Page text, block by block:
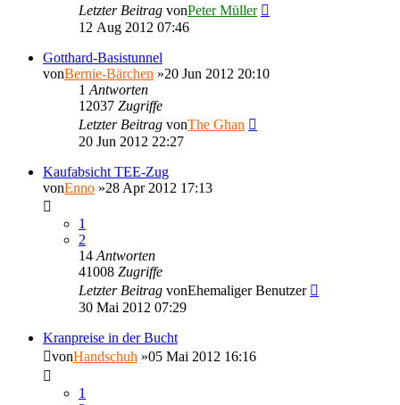
Letzter Beitrag vonPeter Müller
12 Aug 2012 07:46
Gotthard-Basistunnel
vonBernie-Bärchen »20 Jun 2012 20:10
1 Antworten
12037 Zugriffe
Letzter Beitrag vonThe Ghan
20 Jun 2012 22:27
Kaufabsicht TEE-Zug
vonEnno »28 Apr 2012 17:13
1
2
14 Antworten
41008 Zugriffe
Letzter Beitrag vonEhemaliger Benutzer
30 Mai 2012 07:29
Kranpreise in der Bucht
vonHandschuh »05 Mai 2012 16:16
1